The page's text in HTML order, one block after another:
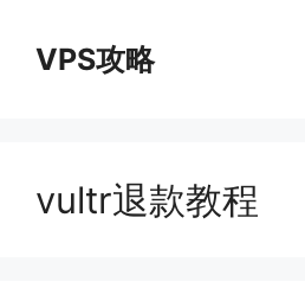
VPS攻略
vultr退款教程